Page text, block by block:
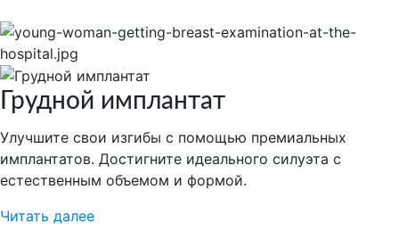
Грудной имплантат
Улучшите свои изгибы с помощью премиальных
имплантатов. Достигните идеального силуэта с
естественным объемом и формой.
Читать далее